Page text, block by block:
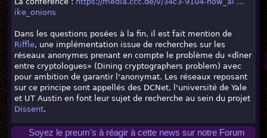
ike_onions
Dans les questions posées à la fin, il est fait mention de
Riffle, une implémentation issue de recherches sur les
réseaux anonymes prenant en compte le problème du «dîner
entre cryptologues» (Dining cryptographers problem) avec
pour ambition de garantir l'anonymat. Les réseaux reposant
sur ce principe sont appellés des DCNet, l'université de Yale
et UT Austin en font leur sujet de recherche au sein du projet
Dissent.
Soyez le preum's à réagir à cette news sur notre Forum